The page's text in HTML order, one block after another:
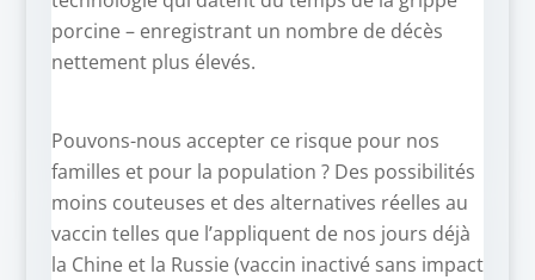
porcine – enregistrant un nombre de décès
nettement plus élevés.
Pouvons-nous accepter ce risque pour nos
familles et pour la population ? Des possibilités
moins couteuses et des alternatives réelles au
vaccin telles que l’appliquent de nos jours déjà
la Chine et la Russie (vaccin inactivé sans impact